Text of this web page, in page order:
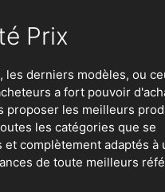
Prix
derniers modèles, ou
a fort pouvoir
proposer les meilleurs
les catégories que se
complètement adaptés à
de toute meilleurs